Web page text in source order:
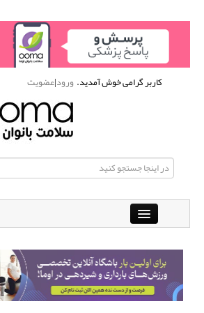
کاربر گرامی خوش آمدید.ورود|عضویت
باشگاه آنلاین ورزشی اوما
دانشنامه سلامت بانوان پرسش و پاسخ